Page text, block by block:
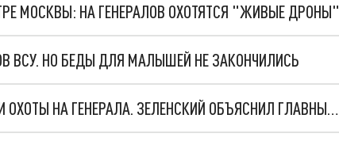
МОСКВЫ: НА ГЕНЕРАЛОВ ОХОТЯТСЯ "ЖИВЫЕ ДРОНЫ"
ВСУ. НО БЕДЫ ДЛЯ МАЛЫШЕЙ НЕ ЗАКОНЧИЛИСЬ
"МЫ ВАС ЗАСТАВИМ": ЖУТКИЕ ДЕТАЛИ ОХОТЫ НА ГЕНЕРАЛА. ЗЕЛЕНСКИЙ ОБЪЯСНИЛ ГЛАВНЫЙ СМЫСЛ ТЕРАКТА В ЦЕНТРЕ МОСКВЫ